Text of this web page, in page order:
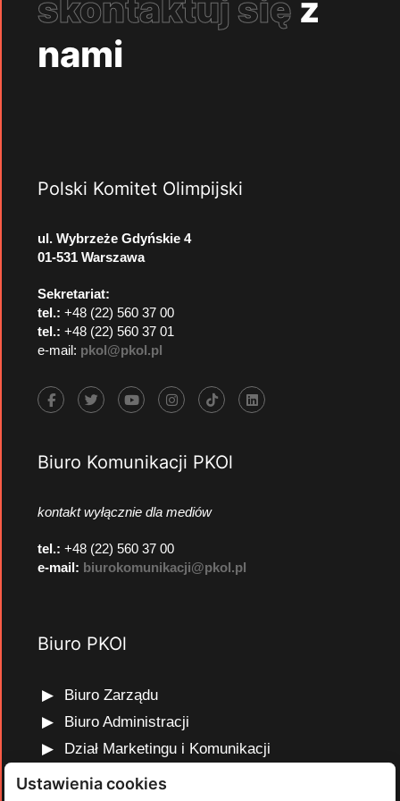
skontaktuj się z
nami
Polski Komitet Olimpijski
ul. Wybrzeże Gdyńskie 4
01-531 Warszawa
Sekretariat:
tel.: +48 (22) 560 37 00
tel.: +48 (22) 560 37 01
e-mail: pkol@pkol.pl
Biuro Komunikacji PKOl
kontakt wyłącznie dla mediów
tel.: +48 (22) 560 37 00
e-mail: biurokomunikacji@pkol.pl
Biuro PKOl
Biuro Zarządu
Biuro Administracji
Dział Marketingu i Komunikacji
Dział Edukacji Olimpijskiej
Ustawienia cookies